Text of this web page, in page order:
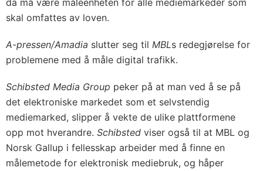
da må være måleenheten for alle mediemarkeder som
skal omfattes av loven.
A-pressen/Amadia slutter seg til MBLs redegjørelse for
problemene med å måle digital trafikk.
Schibsted Media Group peker på at man ved å se på
det elektroniske markedet som et selvstendig
mediemarked, slipper å vekte de ulike plattformene
opp mot hverandre. Schibsted viser også til at MBL og
Norsk Gallup i fellesskap arbeider med å finne en
målemetode for elektronisk mediebruk, og håper